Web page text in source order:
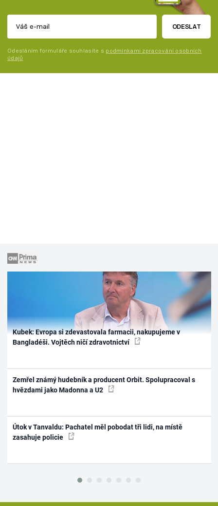
ODESLAT
Odesláním formuláře souhlasíte s podmínkami zpracování osobních
údajů
Kubek: Evropa si zdevastovala farmacii, nakupujeme v
Bangladéši. Vojtěch ničí zdravotnictví
Zemřel známý hudebník a producent Orbit. Spolupracoval s
hvězdami jako Madonna a U2
Útok v Tanvaldu: Pachatel měl pobodat tři lidi, na místě
zasahuje policie